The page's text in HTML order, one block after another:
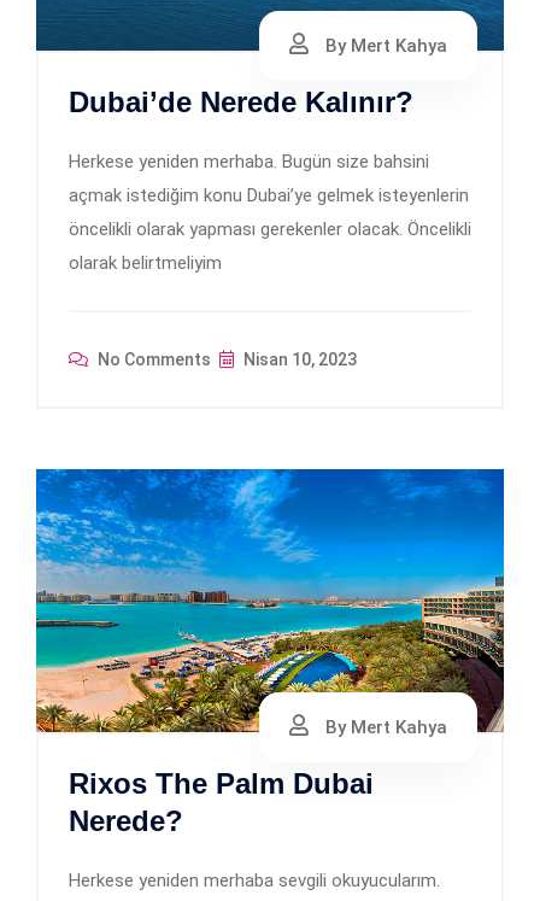
By Mert Kahya
Dubai’de Nerede Kalınır?
Herkese yeniden merhaba. Bugün size bahsini
açmak istediğim konu Dubai’ye gelmek isteyenlerin
öncelikli olarak yapması gerekenler olacak. Öncelikli
olarak belirtmeliyim
No Comments Nisan 10, 2023
By Mert Kahya
Rixos The Palm Dubai
Nerede?
Herkese yeniden merhaba sevgili okuyucularım.